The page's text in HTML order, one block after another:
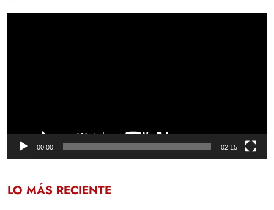
00:00 02:15
LO MÁS RECIENTE